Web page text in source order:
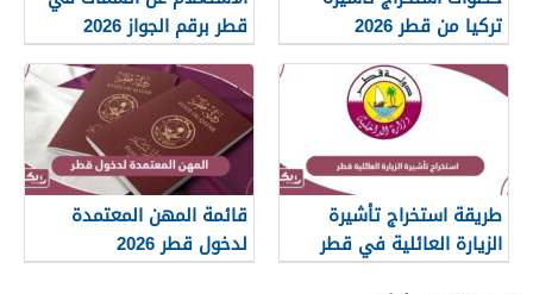
تركيا من قطر 2026
قطر برقم الجواز 2026
طريقة استخراج تأشيرة
الزيارة العائلية في قطر
2026
قائمة المهن المعتمدة
لدخول قطر 2026